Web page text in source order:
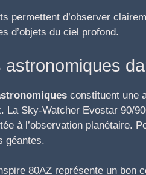
permettent d’observer
d’objets du ciel profond.
astronomiques
constituent une
La Sky-Watcher Evostar 90/
à l’observation planétaire.
géantes.
80AZ représente un bon